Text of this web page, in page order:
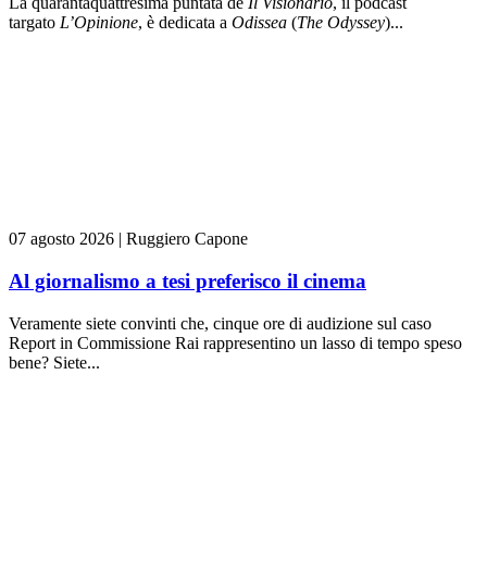
targato L’Opinione, è dedicata a Odissea (The Odyssey)...
07 agosto 2026 | Ruggiero Capone
Al giornalismo a tesi preferisco il cinema
Veramente siete convinti che, cinque ore di audizione sul caso
Report in Commissione Rai rappresentino un lasso di tempo speso
bene? Siete...